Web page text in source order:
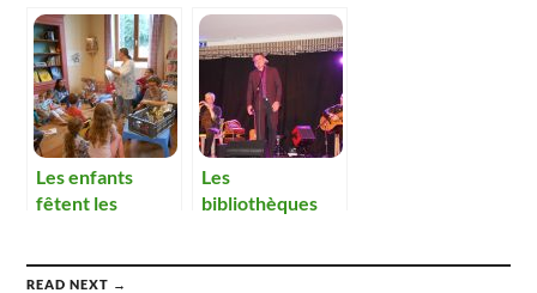
pour le voyage-
lecture…Ils vous
proposeront
d’embarquer….
Opération
« premières
pages » du
département
Les enfants
fêtent les
Les
bibliothèques
READ NEXT →